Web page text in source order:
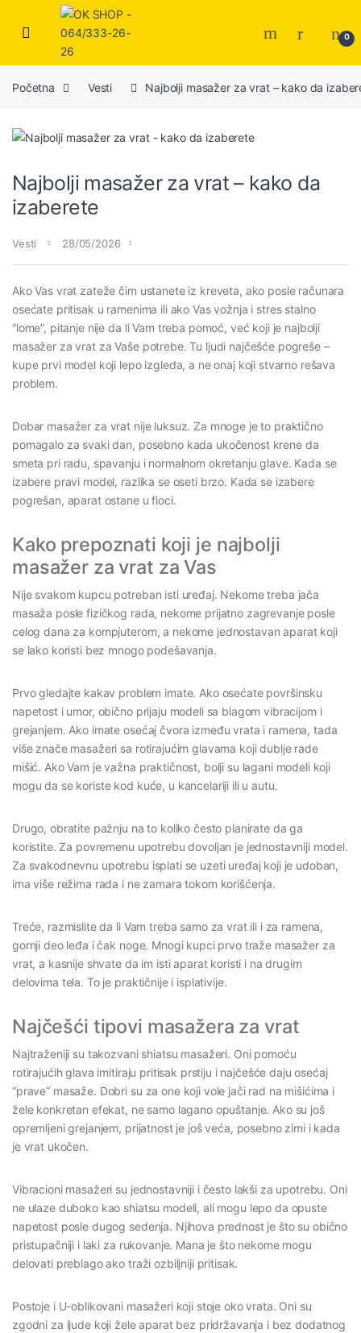
0
Početna Vesti Najbolji masažer za vrat – kako da
Najbolji masažer za vrat – kako da
izaberete
Vesti 28/05/2026
Ako Vas vrat zateže čim ustanete iz kreveta, ako posle računara
osećate pritisak u ramenima ili ako Vas vožnja i stres stalno
“lome”, pitanje nije da li Vam treba pomoć, već koji je najbolji
masažer za vrat za Vaše potrebe. Tu ljudi najčešće pogreše –
kupe prvi model koji lepo izgleda, a ne onaj koji stvarno rešava
problem.
Dobar masažer za vrat nije luksuz. Za mnoge je to praktično
pomagalo za svaki dan, posebno kada ukočenost krene da
smeta pri radu, spavanju i normalnom okretanju glave. Kada se
izabere pravi model, razlika se oseti brzo. Kada se izabere
pogrešan, aparat ostane u fioci.
Kako prepoznati koji je najbolji
masažer za vrat za Vas
Nije svakom kupcu potreban isti uređaj. Nekome treba jača
masaža posle fizičkog rada, nekome prijatno zagrevanje posle
celog dana za kompjuterom, a nekome jednostavan aparat koji
se lako koristi bez mnogo podešavanja.
Prvo gledajte kakav problem imate. Ako osećate površinsku
napetost i umor, obično prijaju modeli sa blagom vibracijom i
grejanjem. Ako imate osećaj čvora između vrata i ramena, tada
više znače masažeri sa rotirajućim glavama koji dublje rade
mišić. Ako Vam je važna praktičnost, bolji su lagani modeli koji
mogu da se koriste kod kuće, u kancelariji ili u autu.
Drugo, obratite pažnju na to koliko često planirate da ga
koristite. Za povremenu upotrebu dovoljan je jednostavniji model.
Za svakodnevnu upotrebu isplati se uzeti uređaj koji je udoban,
ima više režima rada i ne zamara tokom korišćenja.
Treće, razmislite da li Vam treba samo za vrat ili i za ramena,
gornji deo leđa i čak noge. Mnogi kupci prvo traže masažer za
vrat, a kasnije shvate da im isti aparat koristi i na drugim
delovima tela. To je praktičnije i isplativije.
Najčešći tipovi masažera za vrat
Najtraženiji su takozvani shiatsu masažeri. Oni pomoću
rotirajućih glava imitiraju pritisak prstiju i najčešće daju osećaj
“prave” masaže. Dobri su za one koji vole jači rad na mišićima i
žele konkretan efekat, ne samo lagano opuštanje. Ako su još
opremljeni grejanjem, prijatnost je još veća, posebno zimi i kada
je vrat ukočen.
Vibracioni masažeri su jednostavniji i često lakši za upotrebu. Oni
ne ulaze duboko kao shiatsu modeli, ali mogu lepo da opuste
napetost posle dugog sedenja. Njihova prednost je što su obično
pristupačniji i laki za rukovanje. Mana je što nekome mogu
delovati preblago ako traži ozbiljniji pritisak.
Postoje i U-oblikovani masažeri koji stoje oko vrata. Oni su
zgodni za ljude koji žele aparat bez pridržavanja i bez dodatnog